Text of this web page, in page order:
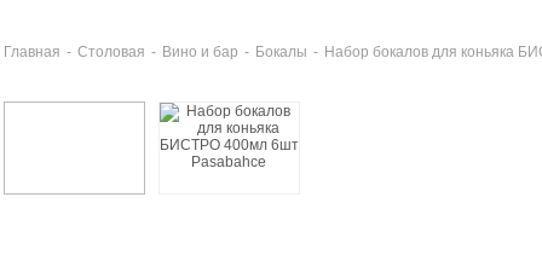
Главная - Столовая - Вино и бар - Бокалы - Набор бокалов для коньяка
бокалов для воды 260мл 6шт БИСТРО